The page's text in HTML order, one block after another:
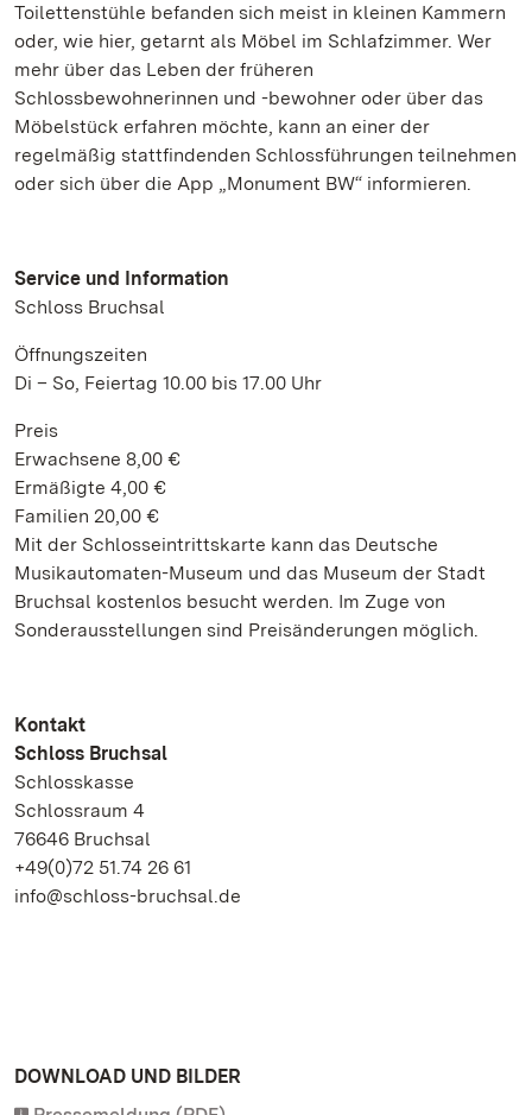
Toilettenstühle befanden sich meist in kleinen Kammern
oder, wie hier, getarnt als Möbel im Schlafzimmer. Wer
mehr über das Leben der früheren
Schlossbewohnerinnen und -bewohner oder über das
Möbelstück erfahren möchte, kann an einer der
regelmäßig stattfindenden Schlossführungen teilnehmen
oder sich über die App „Monument BW“ informieren.
Service und Information
Schloss Bruchsal
Öffnungszeiten
Di – So, Feiertag 10.00 bis 17.00 Uhr
Preis
Erwachsene 8,00 €
Ermäßigte 4,00 €
Familien 20,00 €
Mit der Schlosseintrittskarte kann das Deutsche
Musikautomaten-Museum und das Museum der Stadt
Bruchsal kostenlos besucht werden. Im Zuge von
Sonderausstellungen sind Preisänderungen möglich.
Kontakt
Schloss Bruchsal
Schlosskasse
Schlossraum 4
76646 Bruchsal
+49(0)72 51.74 26 61
info@schloss-bruchsal.de
DOWNLOAD UND BILDER